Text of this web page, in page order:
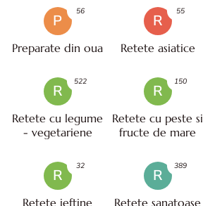
P
Preparate din oua
56
R
Retete asiatice
55
R
Retete cu legume
- vegetariene
522
R
Retete cu peste si
fructe de mare
150
R
Retete ieftine
32
R
Retete sanatoase
389